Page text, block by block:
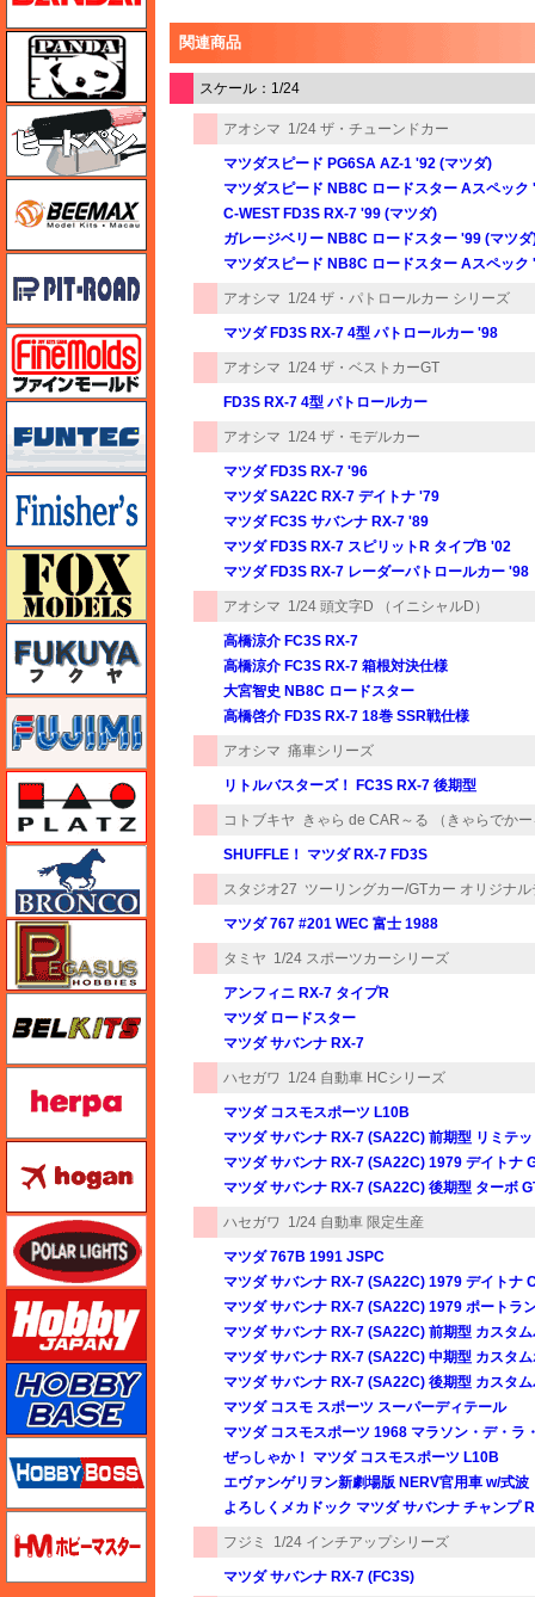
関連商品
スケール：1/24
アオシマ 1/24 ザ・チューンドカー
マツダスピード PG6SA AZ-1 '92 (マツダ)
マツダスピード NB8C ロードスター Aスペック
C-WEST FD3S RX-7 '99 (マツダ)
ガレージベリー NB8C ロードスター '99 (マツダ
マツダスピード NB8C ロードスター Aスペック
アオシマ 1/24 ザ・パトロールカー シリーズ
マツダ FD3S RX-7 4型 パトロールカー '98
アオシマ 1/24 ザ・ベストカーGT
FD3S RX-7 4型 パトロールカー
アオシマ 1/24 ザ・モデルカー
マツダ FD3S RX-7 '96
マツダ SA22C RX-7 デイトナ '79
マツダ FC3S サバンナ RX-7 '89
マツダ FD3S RX-7 スピリットR タイプB '02
マツダ FD3S RX-7 レーダーパトロールカー '98
アオシマ 1/24 頭文字D （イニシャルD）
高橋涼介 FC3S RX-7
高橋涼介 FC3S RX-7 箱根対決仕様
大宮智史 NB8C ロードスター
高橋啓介 FD3S RX-7 18巻 SSR戦仕様
アオシマ 痛車シリーズ
リトルバスターズ！ FC3S RX-7 後期型
コトブキヤ きゃら de CAR～る （きゃらでか
SHUFFLE！ マツダ RX-7 FD3S
スタジオ27 ツーリングカー/GTカー オリジナ
マツダ 767 #201 WEC 富士 1988
タミヤ 1/24 スポーツカーシリーズ
アンフィニ RX-7 タイプR
マツダ ロードスター
マツダ サバンナ RX-7
ハセガワ 1/24 自動車 HCシリーズ
マツダ コスモスポーツ L10B
マツダ サバンナ RX-7 (SA22C) 前期型 リミテ
マツダ サバンナ RX-7 (SA22C) 1979 デイトナ
マツダ サバンナ RX-7 (SA22C) 後期型 ターボ
ハセガワ 1/24 自動車 限定生産
マツダ 767B 1991 JSPC
マツダ サバンナ RX-7 (SA22C) 1979 デイトナ
マツダ サバンナ RX-7 (SA22C) 1979 ポートラ
マツダ サバンナ RX-7 (SA22C) 前期型 カスタ
マツダ サバンナ RX-7 (SA22C) 中期型 カスタ
マツダ サバンナ RX-7 (SA22C) 後期型 カスタ
マツダ コスモ スポーツ スーパーディテール
マツダ コスモスポーツ 1968 マラソン・デ・ラ
ぜっしゃか！ マツダ コスモスポーツ L10B
エヴァンゲリヲン新劇場版 NERV官用車 w/式波
よろしくメカドック マツダ サバンナ チャンプ
フジミ 1/24 インチアップシリーズ
マツダ サバンナ RX-7 (FC3S)
パンダホビー
ヒートペン（十和田技研・ブレインファクトリー）
ピットロード
ファインモールド
funtec（ファンテック）
フォックスモデル（FOX MODELS）
ブロンコモデル（Bronco Models）
ペガサスホビー
ヘルパ（herpa）
ホーガンウイングス
ポーラライツ
ホビージャパン